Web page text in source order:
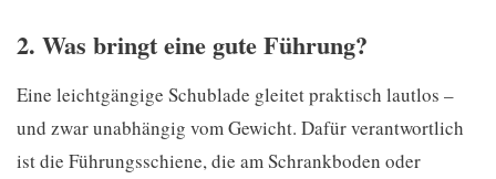
2. Was bringt eine gute Führung?
Eine leichtgängige Schublade gleitet praktisch lautlos –
und zwar unabhängig vom Gewicht. Dafür verantwortlich
ist die Führungsschiene, die am Schrankboden oder